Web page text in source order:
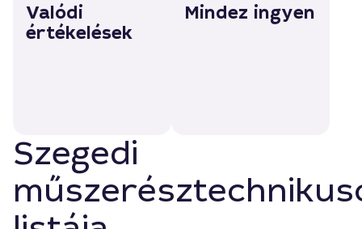
Valódi
értékelések
Mindez ingyen
Szegedi